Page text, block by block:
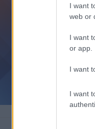
I want
web or
I want
or app.
I want
I want